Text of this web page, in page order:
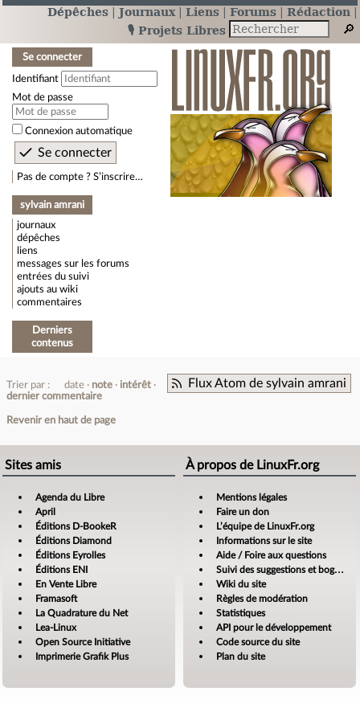
Dépêches Journaux Liens Forums
Rédaction
🎙️ Projets Libres
Se connecter
Identifiant
Mot de passe
Connexion automatique
Pas de compte ? S’inscrire…
sylvain amrani
journaux
dépêches
liens
messages sur les forums
entrées du suivi
ajouts au wiki
commentaires
Derniers
contenus
Flux Atom de sylvain amrani
Trier par : date note
intérêt
dernier commentaire
Revenir en haut de page
Sites amis
Agenda du Libre
April
Éditions D-BookeR
Éditions Diamond
Éditions Eyrolles
Éditions ENI
En Vente Libre
Framasoft
La Quadrature du Net
Lea-Linux
Open Source Initiative
Imprimerie Grafik Plus
À propos de LinuxFr.org
Mentions légales
Faire un don
L’équipe de LinuxFr.org
Informations sur le site
Aide / Foire aux questions
Suivi des suggestions et bogues
Wiki du site
Règles de modération
Statistiques
API pour le développement
Code source du site
Plan du site